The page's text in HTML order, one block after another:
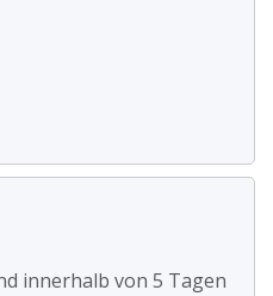
innerhalb von 5 Tagen